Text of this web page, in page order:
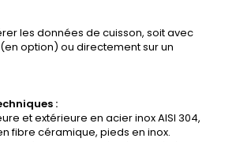
les données de cuisson, soit avec
option) ou directement sur un
:
et extérieure en acier inox AISI 304,
fibre céramique, pieds en inox.